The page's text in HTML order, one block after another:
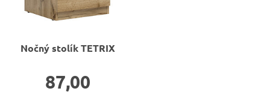
Nočný stolík TETRIX
87,00